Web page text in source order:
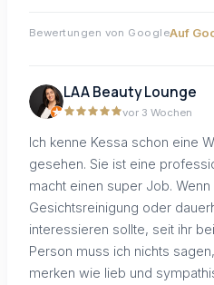
Bewertungen von GoogleAuf
LAA Beauty Lounge
vor 3 Wochen
Ich kenne Kessa schon eine
gesehen. Sie ist eine
macht einen super Job.
Gesichtsreinigung oder
interessieren sollte, seit ihr
Person muss ich nichts
merken wie lieb und